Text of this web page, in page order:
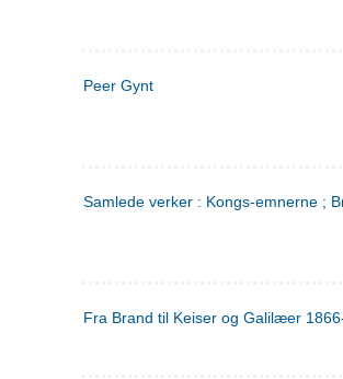
Peer Gynt
Samlede verker : Kongs-emnerne ;
Fra Brand til Keiser og Galilæer